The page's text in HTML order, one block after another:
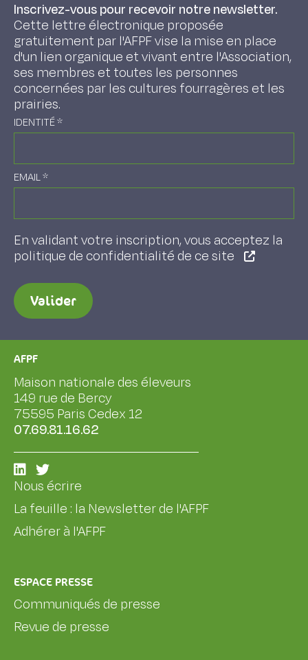
Inscrivez-vous pour recevoir notre newsletter.
Cette lettre électronique proposée
gratuitement par l'AFPF vise la mise en place
d'un lien organique et vivant entre l'Association,
ses membres et toutes les personnes
concernées par les cultures fourragères et les
prairies.
IDENTITÉ*
EMAIL*
En validant votre inscription, vous acceptez la
politique de confidentialité de ce site
Valider
AFPF
Maison nationale des éleveurs
149 rue de Bercy
75595 Paris Cedex 12
07.69.81.16.62
Nous écrire
La feuille : la Newsletter de l'AFPF
Adhérer à l'AFPF
ESPACE PRESSE
Communiqués de presse
Revue de presse